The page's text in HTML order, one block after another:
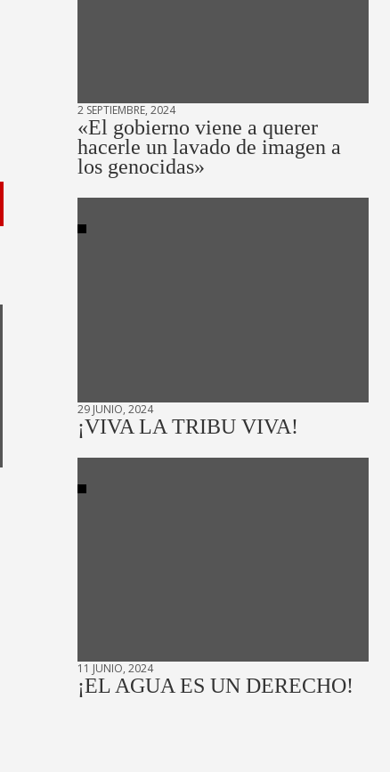
2 SEPTIEMBRE, 2024
«El gobierno viene a querer
hacerle un lavado de imagen a
los genocidas»
29 JUNIO, 2024
¡VIVA LA TRIBU VIVA!
11 JUNIO, 2024
¡EL AGUA ES UN DERECHO!